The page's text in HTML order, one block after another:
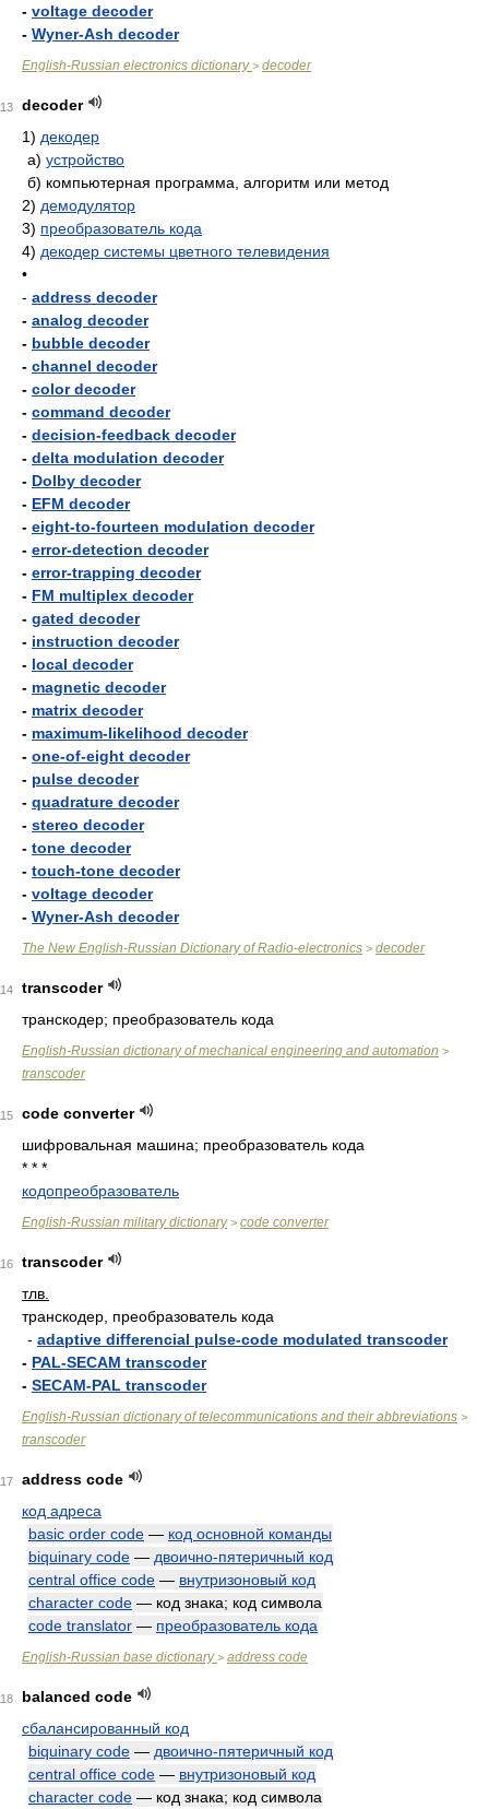
- voltage decoder
- Wyner-Ash decoder
English-Russian electronics dictionary> decoder
decoder
1) декодер
а) устройство
б) компьютерная программа, алгоритм или метод
2) демодулятор
3) преобразователь кода
4) декодер системы цветного телевидения
•
- address decoder
- analog decoder
- bubble decoder
- channel decoder
- color decoder
- command decoder
- decision-feedback decoder
- delta modulation decoder
- Dolby decoder
- EFM decoder
- eight-to-fourteen modulation decoder
- error-detection decoder
- error-trapping decoder
- FM multiplex decoder
- gated decoder
- instruction decoder
- local decoder
- magnetic decoder
- matrix decoder
- maximum-likelihood decoder
- one-of-eight decoder
- pulse decoder
- quadrature decoder
- stereo decoder
- tone decoder
- touch-tone decoder
- voltage decoder
- Wyner-Ash decoder
The New English-Russian Dictionary of Radio-electronics > decoder
transcoder
транскодер; преобразователь кода
English-Russian dictionary of mechanical engineering and automation >
transcoder
code converter
шифровальная машина; преобразователь кода
* * *
кодопреобразователь
English-Russian military dictionary> code converter
transcoder
тлв.
транскодер, преобразователь кода
- adaptive differencial pulse-code modulated transcoder
- PAL-SECAM transcoder
- SECAM-PAL transcoder
English-Russian dictionary of telecommunications and their abbreviations >
transcoder
address code
код адреса
basic order code — код основной команды
biquinary code — двоично-пятеричный код
central office code — внутризоновый код
character code — код знака; код символа
code translator — преобразователь кода
English-Russian base dictionary> address code
balanced code
сбалансированный код
biquinary code — двоично-пятеричный код
central office code — внутризоновый код
character code — код знака; код символа